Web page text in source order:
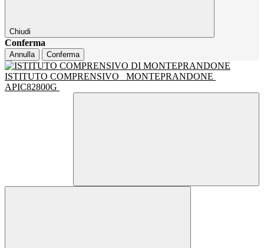
Chiudi
Conferma
Annulla Conferma
ISTITUTO COMPRENSIVO
MONTEPRANDONE
APIC82800G